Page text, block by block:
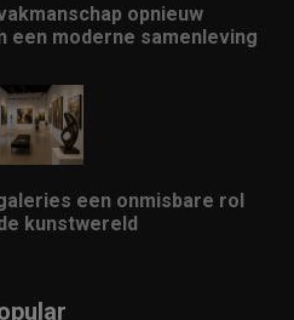
opnieuw
een moderne samenleving
een onmisbare rol
kunstwereld